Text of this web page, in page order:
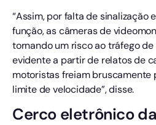
“Assim, por falta de sinalização
função, as câmeras de
tornando um risco ao tráfego de
evidente a partir de relatos de
motoristas freiam bruscamente
limite de velocidade”, disse.
Cerco eletrônico